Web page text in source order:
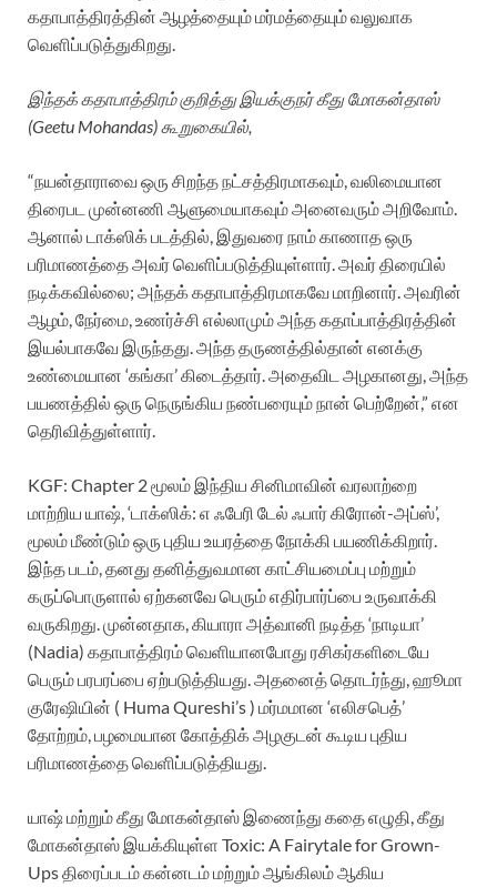
கதாபாத்திரத்தின் ஆழத்தையும் மர்மத்தையும் வலுவாக
வெளிப்படுத்துகிறது.
இந்தக் கதாபாத்திரம் குறித்து இயக்குநர் கீது மோகன்தாஸ்
(Geetu Mohandas) கூறுகையில்,
“நயன்தாராவை ஒரு சிறந்த நட்சத்திரமாகவும், வலிமையான
திரைபட முன்னணி ஆளுமையாகவும் அனைவரும் அறிவோம்.
ஆனால் டாக்ஸிக் படத்தில், இதுவரை நாம் காணாத ஒரு
பரிமாணத்தை அவர் வெளிப்படுத்தியுள்ளார். அவர் திரையில்
நடிக்கவில்லை; அந்தக் கதாபாத்திரமாகவே மாறினார். அவரின்
ஆழம், நேர்மை, உணர்ச்சி எல்லாமும் அந்த கதாப்பாத்திரத்தின்
இயல்பாகவே இருந்தது. அந்த தருணத்தில்தான் எனக்கு
உண்மையான ‘கங்கா’ கிடைத்தார். அதைவிட அழகானது, அந்த
பயணத்தில் ஒரு நெருங்கிய நண்பரையும் நான் பெற்றேன்,” என
தெரிவித்துள்ளார்.
KGF: Chapter 2 மூலம் இந்திய சினிமாவின் வரலாற்றை
மாற்றிய யாஷ், ‘டாக்ஸிக்: எ ஃபேரி டேல் ஃபார் கிரோன்-அப்ஸ்’,
மூலம் மீண்டும் ஒரு புதிய உயரத்தை நோக்கி பயணிக்கிறார்.
இந்த படம், தனது தனித்துவமான காட்சியமைப்பு மற்றும்
கருப்பொருளால் ஏற்கனவே பெரும் எதிர்பார்ப்பை உருவாக்கி
வருகிறது. முன்னதாக, கியாரா அத்வானி நடித்த ‘நாடியா’
(Nadia) கதாபாத்திரம் வெளியானபோது ரசிகர்களிடையே
பெரும் பரபரப்பை ஏற்படுத்தியது. அதனைத் தொடர்ந்து, ஹூமா
குரேஷியின் ( Huma Qureshi’s ) மர்மமான ‘எலிசபெத்’
தோற்றம், பழமையான கோத்திக் அழகுடன் கூடிய புதிய
பரிமாணத்தை வெளிப்படுத்தியது.
யாஷ் மற்றும் கீது மோகன்தாஸ் இணைந்து கதை எழுதி, கீது
மோகன்தாஸ் இயக்கியுள்ள Toxic: A Fairytale for Grown-
Ups திரைப்படம் கன்னடம் மற்றும் ஆங்கிலம் ஆகிய